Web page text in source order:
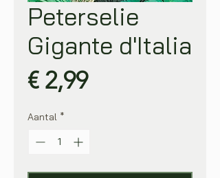
Peterselie
Gigante d'Italia
€ 2,99Prijs
Aantal *